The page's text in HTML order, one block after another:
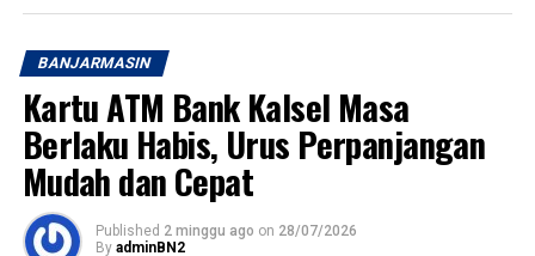
Untuk mendapatkan hadiah tersebut, nasabah hanya
perlu melakukan pembukaan rekening dengan setoran
awal lebih dari Rp220.000,- per orang.
Program ini berlaku merata dan dapat diakses di 13
jaringan kantor Bank Kalsel Syariah yang tersebar di
seluruh wilayah Kalimantan Selatan, yaitu : KCS
Banjarmasin, KCS Kandangan, KCPS Handil Bakti, KCPS
Gatot Subroto, KCPS Banjarbaru QMall, dan KCPS
BANJARMASIN
Kartu ATM Bank Kalsel Masa
Berlaku Habis, Urus Perpanjangan
Mudah dan Cepat
Published 2 minggu ago on 28/07/2026
By adminBN2